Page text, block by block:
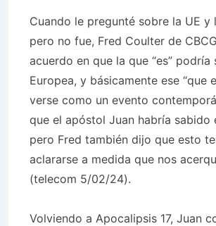
Cuando le pregunté sobre la UE y
pero no fue, Fred Coulter de
acuerdo en que la que “es” podría
Europea, y básicamente ese “que
verse como un evento
que el apóstol Juan habría sabido
pero Fred también dijo que esto
aclararse a medida que nos
(telecom 5/02/24).
Volviendo a Apocalipsis 17, Juan